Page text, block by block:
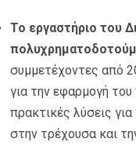
Το εργαστήριο του
συμμετέχοντες από
για την εφαρμογή
πρακτικές λύσεις
στην τρέχουσα και